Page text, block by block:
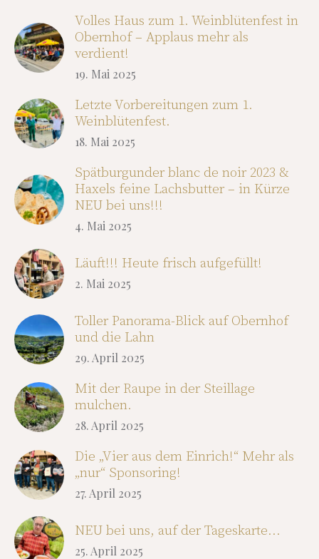
Volles Haus zum 1. Weinblütenfest in
Obernhof – Applaus mehr als
verdient!
19. Mai 2025
Letzte Vorbereitungen zum 1.
Weinblütenfest.
18. Mai 2025
Spätburgunder blanc de noir 2023 &
Haxels feine Lachsbutter – in Kürze
NEU bei uns!!!
4. Mai 2025
Läuft!!! Heute frisch aufgefüllt!
2. Mai 2025
Toller Panorama-Blick auf Obernhof
und die Lahn
29. April 2025
Mit der Raupe in der Steillage
mulchen.
28. April 2025
Die „Vier aus dem Einrich!“ Mehr als
„nur“ Sponsoring!
27. April 2025
NEU bei uns, auf der Tageskarte…
25. April 2025